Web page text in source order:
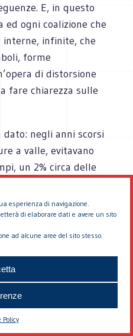
esperienza di navigazione.
di elaborare dati e avere un sito
ad alcune aree del sito stesso.
Policy
E, in questo
ed ogni coalizione che
interne, infinite, che
forme
di distorsione
fare chiarezza sulle
dato: negli anni scorsi
a valle, evitavano
un 2% circa delle
tutto sparsi per
che ora si scarica il
autorizzazioni delle
statale,
no. Molte Regioni
quindi i comuni
sé stessi, sono
assicuro che, anche